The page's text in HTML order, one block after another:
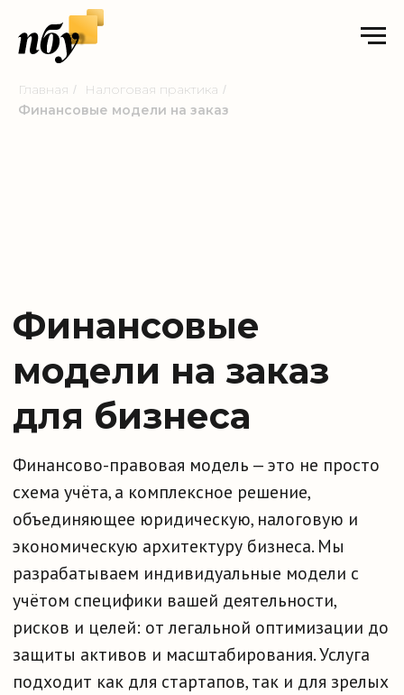
Главная / Налоговая практика /
Финансовые модели на заказ
Записаться
Финансово-правовая модель — это не просто
объединяющее юридическую, налоговую и
экономическую архитектуру бизнеса. Мы
разрабатываем индивидуальные модели с
учётом специфики вашей деятельности,
защиты активов и масштабирования. Услуга
подходит как для стартапов, так и для зрелых
компаний, включая нишевые направления —
например, финансовая модель стоматологии,
клиник, онлайн-школ или e-commerce.